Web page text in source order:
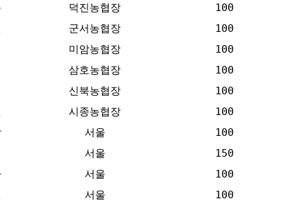
덕진농협장
100
군서농협장
100
미암농협장
100
삼호농협장
100
신북농협장
100
시종농협장
100
서울
100
서울
150
서울
100
서울
100